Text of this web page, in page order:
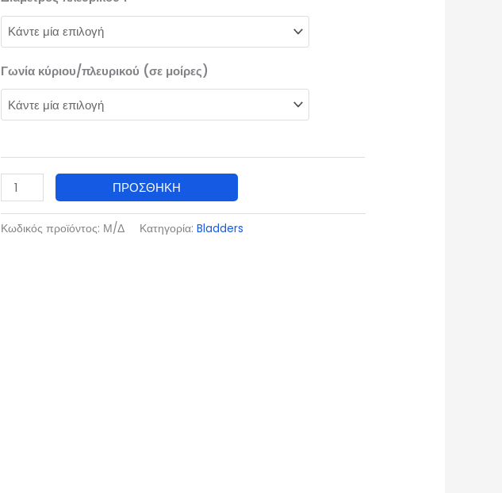
€640.00
Γωνία κύριου/πλευρικού (σε μοίρες)
ΠΡΟΣΘΉΚΗ
Κωδικός προϊόντος: Μ/Δ Κατηγορία: Bladders